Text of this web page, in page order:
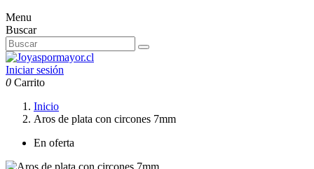
Menu
Buscar
Iniciar sesión
0 Carrito
Inicio
Aros de plata con circones 7mm
En oferta